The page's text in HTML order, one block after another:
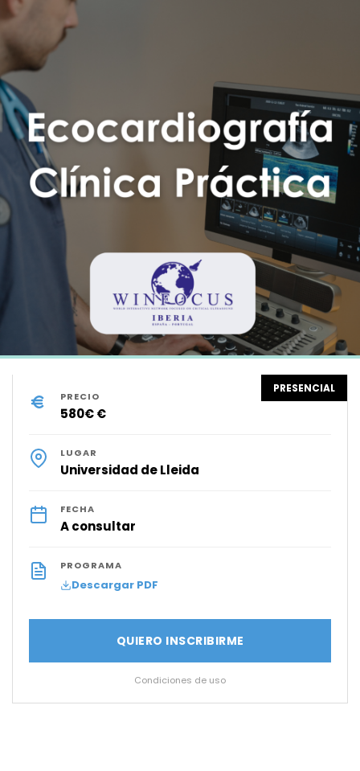
PRESENCIAL
PRECIO
580€ €
LUGAR
Universidad de Lleida
FECHA
A consultar
PROGRAMA
Descargar PDF
QUIERO INSCRIBIRME
Condiciones de uso